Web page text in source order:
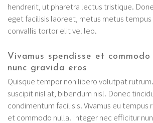
hendrerit, ut pharetra lectus tristique.
eget facilisis laoreet, metus metus
convallis tortor elit vel leo.
Vivamus spendisse et
nunc gravida eros
Quisque tempor non libero volutpat
suscipit nisl at, bibendum nisl. Donec
condimentum facilisis. Vivamus eu tempus
et commodo nulla. Integer nec efficitur